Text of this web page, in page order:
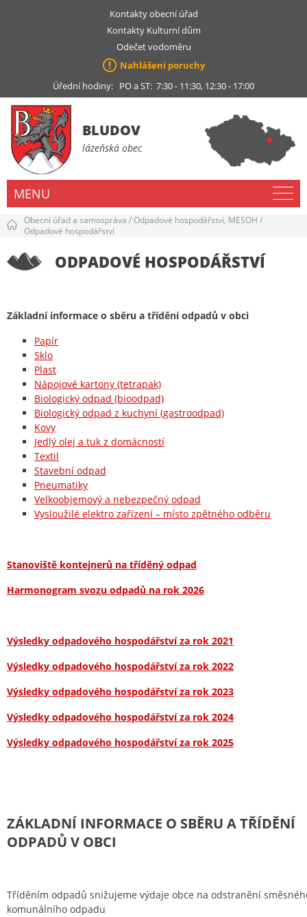
Kontakty obecní úřad
Kontakty Kulturní dům
Odečet vodoměru
Nahlášení poruchy
Úřední hodiny: PO a ST: 7:30 - 11:30, 12:30 - 17:00
BLUDOV
lázeňská obec
MENU
Obecní úřad a samospráva /Odpadové hospodářství, MESOH /
Odpadové hospodářství
ODPADOVÉ HOSPODÁŘSTVÍ
Základní informace o sběru a třídění odpadů v obci
Papír
Sklo
Plast
Nápojové kartony (tetrapak)
Biologický odpad (bioodpad)
Biologický odpad z kuchyní (gastroodpad)
Kovy
Jedlý olej a tuk z domácností
Textil
Stavební odpad
Pneumatiky
Velkoobjemový a nebezpečný odpad
Vysloužilé elektro zařízení – místo zpětného odběru
Stanoviště kontejnerů na tříděný odpad
Harmonogram svozu odpadů na rok 2026
Výsledky odpadového hospodářství za rok 2021
Výsledky odpadového hospodářství za rok 2022
Výsledky odpadového hospodářství za rok 2023
Výsledky odpadového hospodářství za rok 2024
Výsledky odpadového hospodářství za rok 2025
ZÁKLADNÍ INFORMACE O SBĚRU A TŘÍDĚNÍ
ODPADŮ V OBCI
Tříděním odpadů snižujeme výdaje obce na odstranění
komunálního odpadu